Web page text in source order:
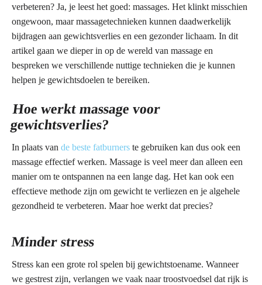
verbeteren? Ja, je leest het goed: massages. Het klinkt misschien
ongewoon, maar massagetechnieken kunnen daadwerkelijk
bijdragen aan gewichtsverlies en een gezonder lichaam. In dit
artikel gaan we dieper in op de wereld van massage en
bespreken we verschillende nuttige technieken die je kunnen
helpen je gewichtsdoelen te bereiken.
Hoe werkt massage voor
gewichtsverlies?
In plaats van de beste fatburners te gebruiken kan dus ook een
massage effectief werken. Massage is veel meer dan alleen een
manier om te ontspannen na een lange dag. Het kan ook een
effectieve methode zijn om gewicht te verliezen en je algehele
gezondheid te verbeteren. Maar hoe werkt dat precies?
Minder stress
Stress kan een grote rol spelen bij gewichtstoename. Wanneer
we gestrest zijn, verlangen we vaak naar troostvoedsel dat rijk is